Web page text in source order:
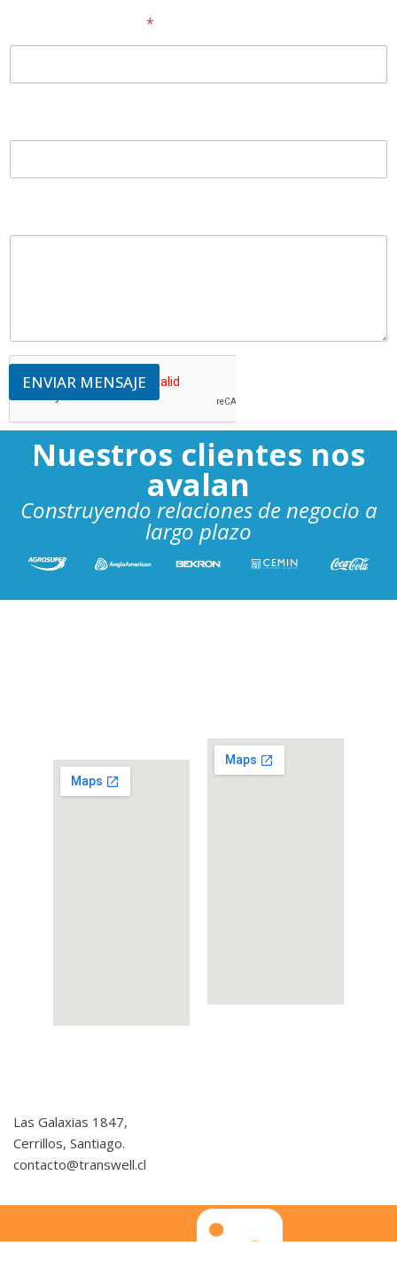
*
ENVIAR MENSAJE
Nuestros clientes nos
avalan
Construyendo relaciones de negocio a
largo plazo
Las Galaxias 1847,
Cerrillos, Santiago.
contacto@transwell.cl